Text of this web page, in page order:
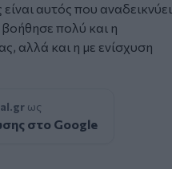
αυτός που αναδεικνύει
πολύ και η
αλλά και η με ενίσχυση
ως
στο Google